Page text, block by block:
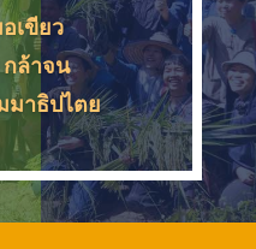
เขียว
กล้าจน
มาธิปไตย